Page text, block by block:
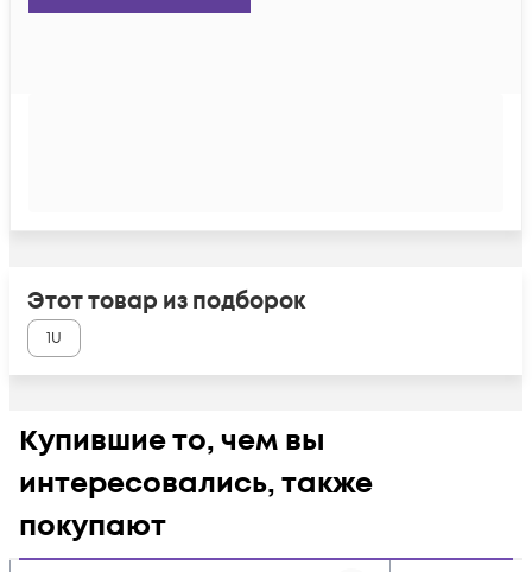
Этот товар из подборок
1U
Купившие то, чем вы
интересовались, также
покупают